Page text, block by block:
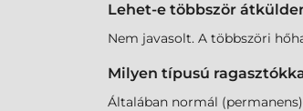
Lehet-e többször
Nem javasolt. A többszöri
Milyen típusú
Általában normál